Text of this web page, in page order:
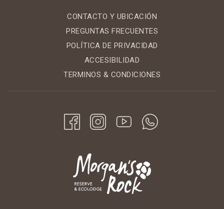
CONTACTO Y UBICACIÓN
PREGUNTAS FRECUENTES
POLÍTICA DE PRIVACIDAD
ACCESIBILIDAD
TERMINOS & CONDICIONES